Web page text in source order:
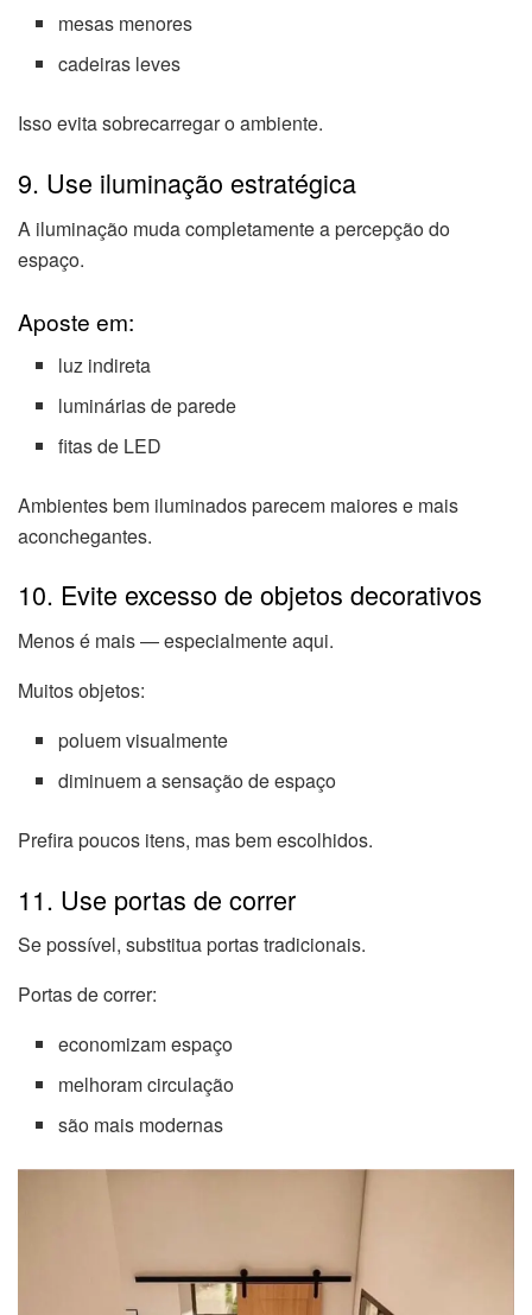
mesas menores
cadeiras leves
Isso evita sobrecarregar o ambiente.
9. Use iluminação estratégica
A iluminação muda completamente a percepção do
espaço.
Aposte em:
luz indireta
luminárias de parede
fitas de LED
Ambientes bem iluminados parecem maiores e mais
aconchegantes.
10. Evite excesso de objetos decorativos
Menos é mais — especialmente aqui.
Muitos objetos:
poluem visualmente
diminuem a sensação de espaço
Prefira poucos itens, mas bem escolhidos.
11. Use portas de correr
Se possível, substitua portas tradicionais.
Portas de correr:
economizam espaço
melhoram circulação
são mais modernas